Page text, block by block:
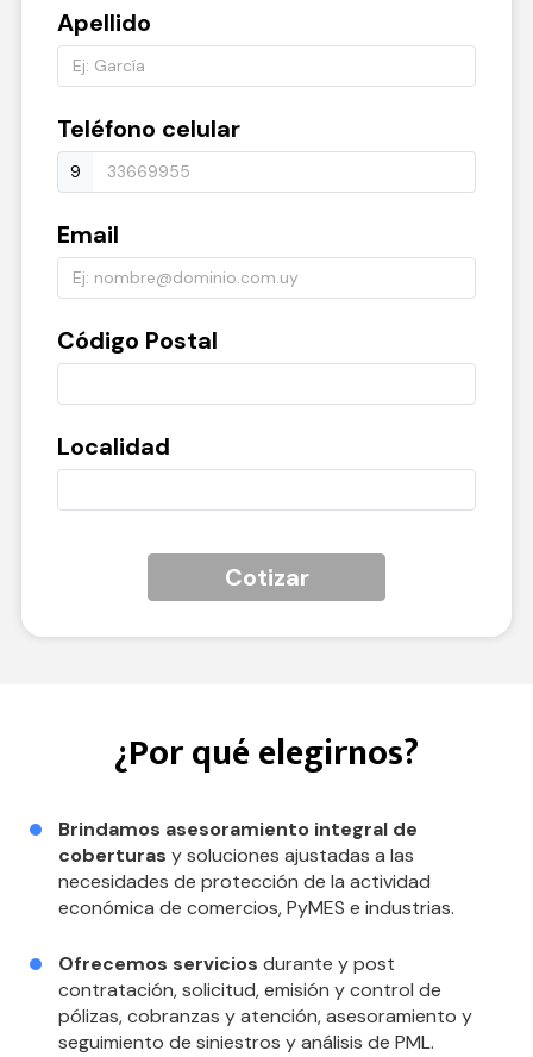
Apellido
Teléfono celular
9
Email
Código Postal
Localidad
Cotizar
¿Por qué elegirnos?
Brindamos asesoramiento integral de
coberturas y soluciones ajustadas a las
necesidades de protección de la actividad
económica de comercios, PyMES e industrias.
Ofrecemos servicios durante y post
contratación, solicitud, emisión y control de
pólizas, cobranzas y atención, asesoramiento y
seguimiento de siniestros y análisis de PML.